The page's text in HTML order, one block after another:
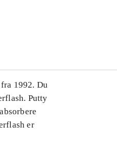
1992. Du
Putty
er